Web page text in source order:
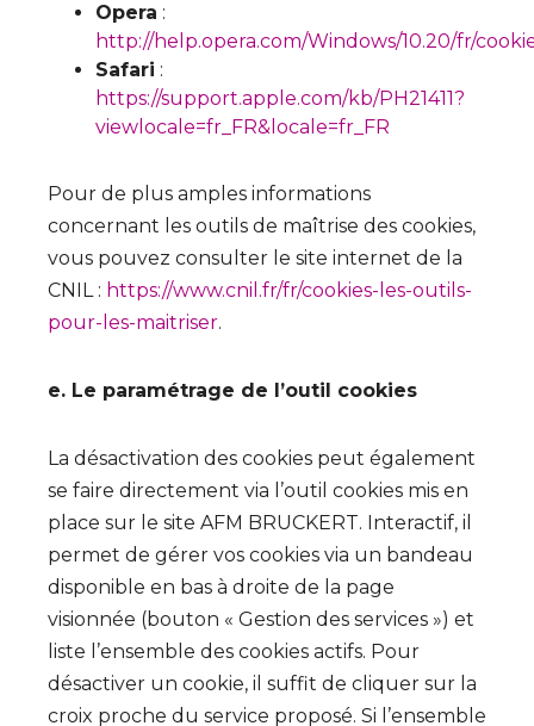
Opera :
http://help.opera.com/Windows/10.20/fr/
Safari :
https://support.apple.com/kb/PH21411?
viewlocale=fr_FR&locale=fr_FR
Pour de plus amples informations
concernant les outils de maîtrise des cookies,
vous pouvez consulter le site internet de la
CNIL : https://www.cnil.fr/fr/cookies-les-outils-
pour-les-maitriser.
e. Le paramétrage de l’outil cookies
La désactivation des cookies peut également
se faire directement via l’outil cookies mis en
place sur le site AFM BRUCKERT. Interactif, il
permet de gérer vos cookies via un bandeau
disponible en bas à droite de la page
visionnée (bouton « Gestion des services ») et
liste l’ensemble des cookies actifs. Pour
désactiver un cookie, il suffit de cliquer sur la
croix proche du service proposé. Si l’ensemble